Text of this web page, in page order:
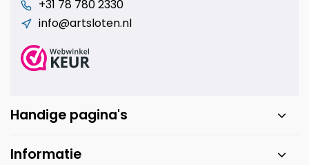
+31 78 780 2330
info@artsloten.nl
Handige pagina's
Informatie